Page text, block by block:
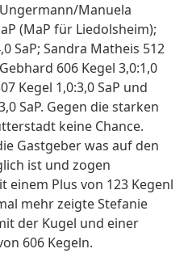
Manuela
(MaP für Liedolsheim);
SaP; Sandra Matheis 512
606 Kegel 3,0:1,0
Kegel 1,0:3,0 SaP und
SaP. Gegen die starken
keine Chance.
Gastgeber was auf den
ist und zogen
Plus von 123 Kegenl
mehr zeigte Stefanie
der Kugel und einer
606 Kegeln.